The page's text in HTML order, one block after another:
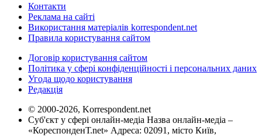
Контакти
Реклама на сайті
Використання матеріалів korrespondent.net
Правила користування сайтом
Договір користування сайтом
Політика у сфері конфіденційності і персональних даних
Угода щодо користування
Редакція
© 2000-2026, Korrespondent.net
Суб'єкт у сфері онлайн-медіа Назва онлайн-медіа –
«КореспонденТ.net» Адреса: 02091, місто Київ,